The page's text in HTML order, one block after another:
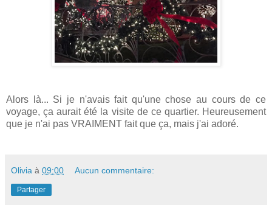
Alors là... Si je n'avais fait qu'une chose au cours de ce
voyage, ça aurait été la visite de ce quartier. Heureusement
que je n'ai pas VRAIMENT fait que ça, mais j'ai adoré.
Olivia à 09:00 Aucun commentaire:
Partager